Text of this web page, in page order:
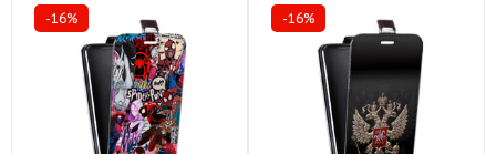
-16% -16%